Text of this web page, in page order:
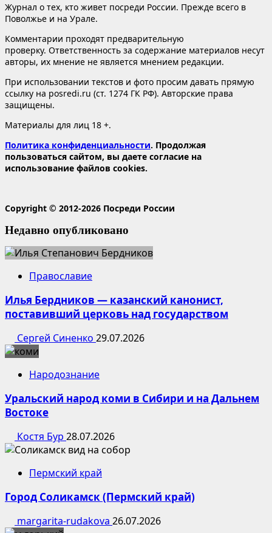
Журнал о тех, кто живет посреди России. Прежде всего в
Поволжье и на Урале.
Комментарии проходят предварительную
проверку. Ответственность за содержание материалов несут
авторы, их мнение не является мнением редакции.
При использовании текстов и фото просим давать прямую
ссылку на posredi.ru (ст. 1274 ГК РФ). Авторские права
защищены.
Материалы для лиц 18 +.
Политика конфиденциальности. Продолжая
пользоваться сайтом, вы даете согласие на
использование файлов cookies.
Copyright © 2012-2026 Посреди России
Недавно опубликовано
Православие
Илья Бердников — казанский канонист,
поставивший церковь над государством
Сергей Синенко 29.07.2026
Народознание
Уральский народ коми в Сибири и на Дальнем
Востоке
Костя Бур 28.07.2026
Пермский край
Город Соликамск (Пермский край)
margarita-rudakova 26.07.2026